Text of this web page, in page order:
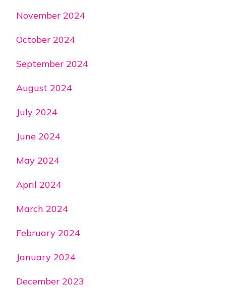
November 2024
October 2024
September 2024
August 2024
July 2024
June 2024
May 2024
April 2024
March 2024
February 2024
January 2024
December 2023